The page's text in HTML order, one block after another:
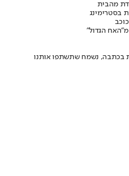
מהבית
בסטרימינג
הגדול"
בכתבה, נשמח שתשתפו אותנו